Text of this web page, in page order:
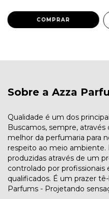
COMPRAR
Sobre a Azza
Qualidade é um dos
Buscamos, sempre,
melhor da perfumaria para
respeito ao meio ambiente.
produzidas através de um
controlado por
qualificados. É um prazer
Parfums - Projetando